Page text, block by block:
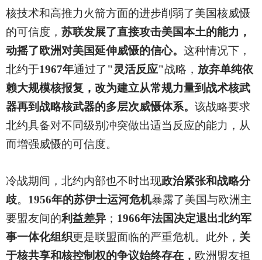
核技术和高推力火箭方面的进步削弱了美国核威慑
的可信度， 苏联发展了直接攻击美国本土的能力，
动摇了欧洲对美国延伸威慑的信心。 这种情况下，
北约于1967年通过了 "灵活反应"战略， 放弃单纯依
赖大规模核报复，改为建立从常规力量到战术核武
器再到战略核武器的多层次威慑体系。 该战略要求
北约具备对不同级别冲突做出适当反应的能力，从
而增强威慑的可信度。
冷战期间，北约内部也不时出现政治紧张和战略分
歧。 1956年的苏伊士运河危机暴露了美国与欧洲主
要盟友间的利益差异； 1966年法国决定退出北约军
事一体化组织更是联盟面临的严重危机。此外， 关
于核共享和核控制权的争议始终存在， 欧洲盟友担